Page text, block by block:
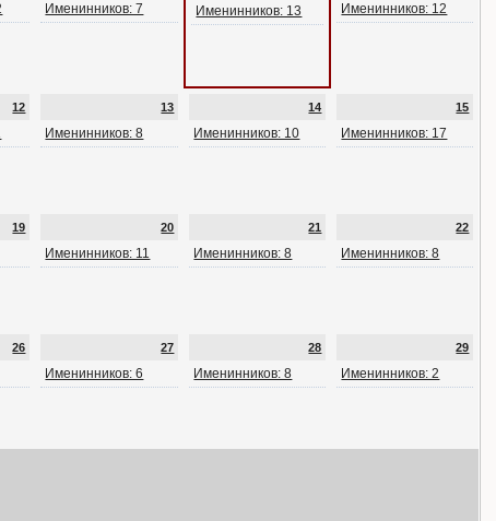
Именинников: 7 Именинников: 13 Именинников: 12
12 13
Именинников: 8
14
Именинников: 10
15
Именинников: 17
19 20
Именинников: 11
21
Именинников: 8
22
Именинников: 8
26 27
Именинников: 6
28
Именинников: 8
29
Именинников: 2